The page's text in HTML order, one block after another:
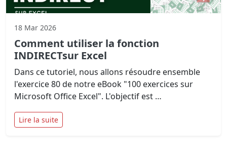
18 Mar 2026
Comment utiliser la fonction
INDIRECTsur Excel
Dans ce tutoriel, nous allons résoudre ensemble
l'exercice 80 de notre eBook "100 exercices sur
Microsoft Office Excel". L'objectif est …
Lire la suite